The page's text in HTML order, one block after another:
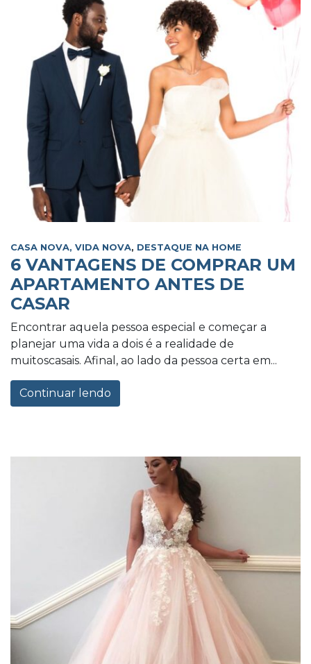
CASA NOVA, VIDA NOVA, DESTAQUE NA HOME
6 VANTAGENS DE COMPRAR UM
APARTAMENTO ANTES DE
CASAR
Encontrar aquela pessoa especial e começar a
planejar uma vida a dois é a realidade de
muitoscasais. Afinal, ao lado da pessoa certa em...
Continuar lendo